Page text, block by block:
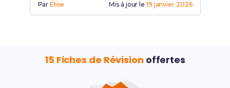
ParÉlise Mis à jour le 19 janvier 2026
15 Fiches de Révision offertes